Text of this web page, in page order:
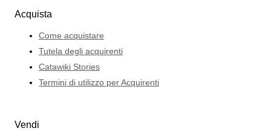
Acquista
Come acquistare
Tutela degli acquirenti
Catawiki Stories
Termini di utilizzo per Acquirenti
Vendi